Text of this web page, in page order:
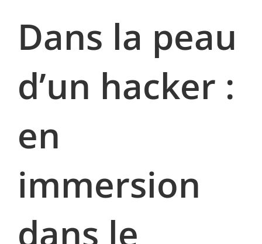
Dans la peau
d’un hacker :
en
immersion
dans le